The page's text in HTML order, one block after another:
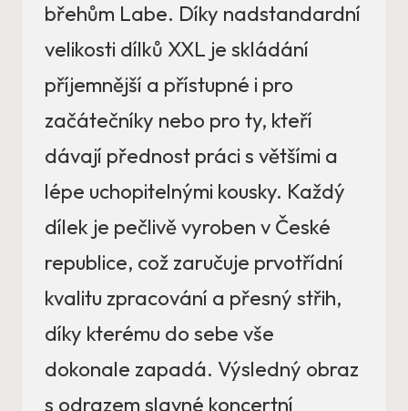
břehům Labe. Díky nadstandardní
velikosti dílků XXL je skládání
příjemnější a přístupné i pro
začátečníky nebo pro ty, kteří
dávají přednost práci s většími a
lépe uchopitelnými kousky. Každý
dílek je pečlivě vyroben v České
republice, což zaručuje prvotřídní
kvalitu zpracování a přesný střih,
díky kterému do sebe vše
dokonale zapadá. Výsledný obraz
s odrazem slavné koncertní